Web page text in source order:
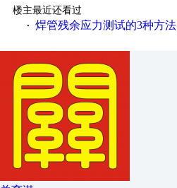
楼主最近还看过
· 焊管残余应力测试的3种方法